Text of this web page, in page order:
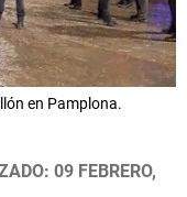
en Pamplona.
09 FEBRERO,